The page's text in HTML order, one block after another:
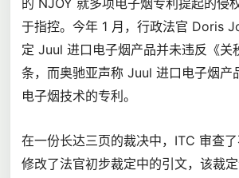
的 NJOY 就多项电子烟专利提起的侵
于指控。今年 1 月，行政法官 Doris
定 Juul 进口电子烟产品并未违反《关
条，而奥驰亚声称 Juul 进口电子烟产
电子烟技术的专利。
在一份长达三页的裁决中，ITC 审查了
修改了法官初步裁定中的引文，该裁